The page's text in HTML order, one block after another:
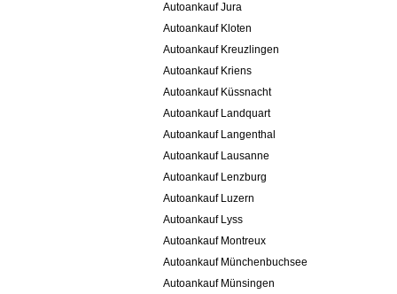
Autoankauf Jura
Autoankauf Kloten
Autoankauf Kreuzlingen
Autoankauf Kriens
Autoankauf Küssnacht
Autoankauf Landquart
Autoankauf Langenthal
Autoankauf Lausanne
Autoankauf Lenzburg
Autoankauf Luzern
Autoankauf Lyss
Autoankauf Montreux
Autoankauf Münchenbuchsee
Autoankauf Münsingen